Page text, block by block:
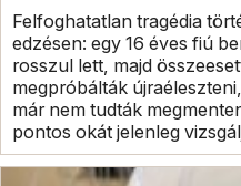
Felfoghatatlan tragédia
edzésen: egy 16 éves fiú
rosszul lett, majd
megpróbálták
már nem tudták
pontos okát jelenleg